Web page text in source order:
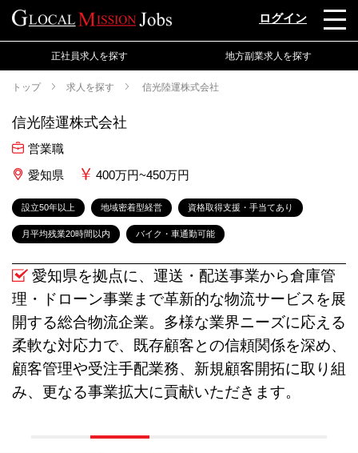
ログイン
正社員求人を探す 地方副業求人を探す
トップ 求人を探す 信光陸運株式会社
信光陸運株式会社
営業職
愛知県
400万円~450万円
設立50年以上 地域密着型経営 資格取得支援・手当てあり
月平均残業20時間以内 バイク・車通勤可能
愛知県を拠点に、運送・配送事業から倉庫管
理・ドローン事業まで革新的な物流サービスを展
開する総合物流企業。多様な業界ニーズに応える
柔軟な対応力で、既存顧客との信頼関係を深め、
顧客管理や受注手配業務、新規顧客開拓に取り組
み、更なる事業拡大に貢献いただきます。